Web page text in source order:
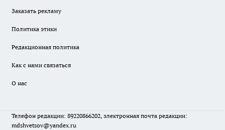
Заказать рекламу
Политика этики
Редакционная политика
Как с нами связаться
О нас
Телефон редакции: 89220866202, электронная почта редакции:
mdshvetsov@yandex.ru